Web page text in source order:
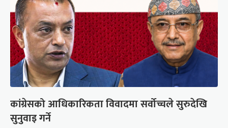
कांग्रेसको आधिकारिकता विवादमा सर्वोच्चले सुरुदेखि
सुनुवाइ गर्ने